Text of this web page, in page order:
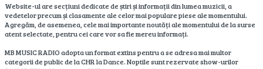
Website-ul are secțiuni dedicate de știri și informații din lumea muzicii, a
vedetelor precum și clasamente ale celor mai populare piese ale momentului.
Agregăm, de asemenea, cele mai importante noutăți ale momentului de la surse
atent selectate, pentru cei care vor sa fie mereu informați.
MB MUSIC RADIO adopta un format extins pentru a se adresa mai multor
categorii de public de la CHR la Dance. Noptile sunt rezervate show-urilor